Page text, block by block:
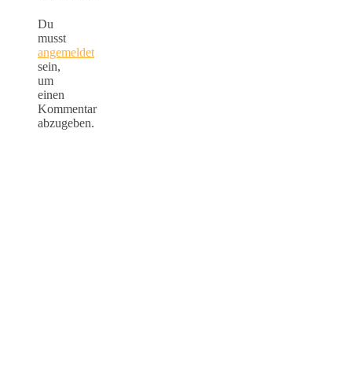
Du
musst
angemeldet
sein,
um
einen
Kommentar
abzugeben.